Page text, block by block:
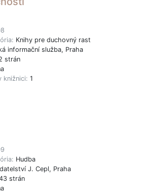
Knihy pre duchovný rast
informační služba, Praha
strán
knižnici: 1
Hudba
J. Cepl, Praha
strán